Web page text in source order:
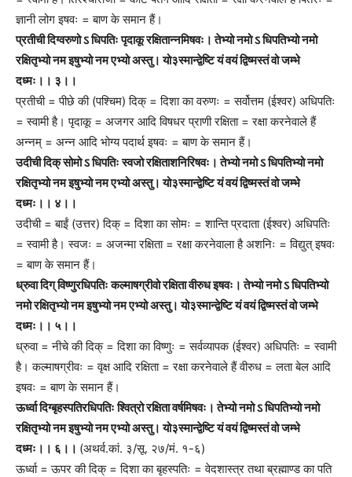
ज्ञानी लोग इषवः = बाण के समान हैं।
प्रतीची दिग्वरुणो ऽ धिपतिः पृदाकू रक्षितान्नमिषवः। तेभ्यो नमो ऽ धिपतिभ्यो नमो
रक्षितृभ्यो नम इषुभ्यो नम एभ्यो अस्तु। यो३स्मान्द्वेष्टि यं वयं द्विष्मस्तं वो जम्भे
दध्मः।। ३।।
प्रतीची = पीछे की (पश्चिम) दिक् = दिशा का वरुणः = सर्वोत्तम (ईश्वर) अधिपतिः
= स्वामी है। पृदाकू = अजगर आदि विषधर प्राणी रक्षिता = रक्षा करनेवाले हैं
अन्नम् = अन्न आदि भोग्य पदार्थ इषवः = बाण के समान हैं।
उदीची दिक् सोमो ऽ धिपतिः स्वजो रक्षिताशनिरिषवः। तेभ्यो नमो ऽ धिपतिभ्यो नमो
रक्षितृभ्यो नम इषुभ्यो नम एभ्यो अस्तु। यो३स्मान्द्वेष्टि यं वयं द्विष्मस्तं वो जम्भे
दध्मः।। ४।।
उदीची = बाईं (उत्तर) दिक् = दिशा का सोमः = शान्ति प्रदाता (ईश्वर) अधिपतिः
= स्वामी है। स्वजः = अजन्मा रक्षिता = रक्षा करनेवाला है अशनिः = विद्युत् इषवः
= बाण के समान हैं।
ध्रुवा दिग् विष्णुरधिपतिः कल्माषग्रीवो रक्षिता वीरुध इषवः। तेभ्यो नमो ऽ धिपतिभ्यो
नमो रक्षितृभ्यो नम इषुभ्यो नम एभ्यो अस्तु। यो३स्मान्द्वेष्टि यं वयं द्विष्मस्तं वो जम्भे
दध्मः।। ५।।
ध्रुवा = नीचे की दिक् = दिशा का विष्णुः = सर्वव्यापक (ईश्वर) अधिपतिः = स्वामी
है। कल्माषग्रीवः = वृक्ष आदि रक्षिता = रक्षा करनेवाले हैं वीरुध = लता बेल आदि
इषवः = बाण के समान हैं।
ऊर्ध्वा दिग्बृहस्पतिरधिपतिः श्वित्रो रक्षिता वर्षमिषवः। तेभ्यो नमो ऽ धिपतिभ्यो नमो
रक्षितृभ्यो नम इषुभ्यो नम एभ्यो अस्तु। यो३स्मान्द्वेष्टि यं वयं द्विष्मस्तं वो जम्भे
दध्मः।। ६।। (अथर्व.कां. ३/सू. २७/मं. १-६)
ऊर्ध्वा = ऊपर की दिक् = दिशा का बृहस्पतिः = वेदशास्त्र तथा ब्रह्माण्ड का पति